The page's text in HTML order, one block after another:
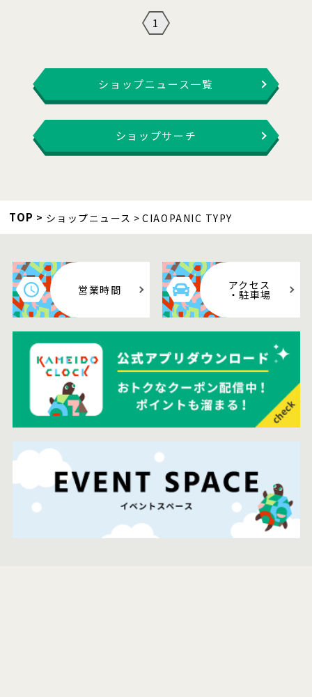
1
ショップニュース一覧
ショップサーチ
TOP ショップニュース CIAOPANIC TYPY
営業時間 アクセス
・駐車場